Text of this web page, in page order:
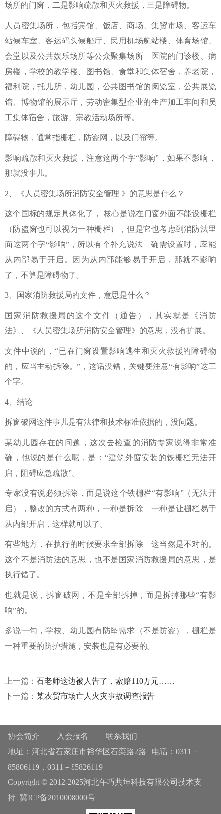
场所的门窗，二是影响疏散和灭火救援，三是障碍物。
人员密集场所，包括宾馆、饭店、商场、集贸市场、客运车
站候车室、客运码头候船厅、民用机场航站楼、体育场馆、
会堂以及公共娱乐场所等公众聚集场所，医院的门诊楼、病
房楼，学校的教学楼、图书馆、食堂和集体宿舍，养老院，
福利院，托儿所，幼儿园，公共图书馆的阅览室，公共展览
馆、博物馆的展示厅，劳动密集型企业的生产加工车间和员
工集体宿舍，旅游、宗教活动场所等。
障碍物，通常指栅栏，防盗网，以及门帘等。
影响疏散和灭火救援，注意这两个字“影响”，如果不影响，
那就没事儿。
2、 《人员密集场所消防安全管理 》的意思是什么？
这个国标的规定具体化了， 核心是说在门窗外面不能设栅栏
（防盗窗也可以视为一种栅栏），但是它也考虑到消防法里
面这两个字“影响”，所以有个补充说法：确需设置时，应能
从内部易于开启。因为从内部能够易于开启，那就不影响
了，不算是障碍物了。
3、国家消防救援局的文件，意思是什么？
国家消防救援局的这个文件（通告），其实就是《消防
法》、《人员密集场所消防安全管理》的意思，没有扩展。
文件中说的，“已在门窗设置影响逃生和灭火救援的障碍物
的，应当主动拆除。”，这话没错，关键要注意“有影响”这三
个字。
4、结论
拆窗破网这件事儿是有法律和技术标准依据的，没问题。
某幼儿园存在的问题，这次去检查的消防专家说得非常准
确，他说的是什么呢，是：“建筑外窗安装的铁栅栏无法开
启，阻碍应急疏散”。
专家没有说必须拆除，而是说这个铁栅栏“有影响”（无法开
启），整改的方式有两种，一种是拆除，一种是让栅栏易于
从内部开启，这样就可以了。
有些地方，在执行的时候要求全部拆除，这当然是不对的。
这个不是消防法的意思，也不是国家消防救援局的意思，是
执行错了。
也就是说，拆窗破网，不是全部拆掉，而是拆掉那些“有影
响”的。
多说一句，学校、幼儿园有防坠需求（不是防盗），栅栏是
一种重要的防护措施，安装也是有必要的。
上一篇： 石老师这边被人告了，索赔110万元……
下一篇： 某农贸市场亡人火灾事故调查报告
协会简介 | 入会报名 | 联系我们
地址：河北省石家庄市裕华区石栾路2路 电话：0311－
85806119，0311－85826119
Copyright © 2012-2025河北午巧共坤科技有限公司技术支
持 冀ICP备2010008000号